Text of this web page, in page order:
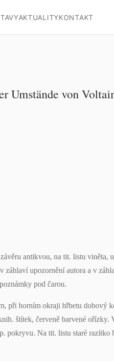
AKTUALITYKONTAKT
Umstände von
antikvou, na tit. listu viněta,
upozornění autora a v
pod čarou.
při horním okraji hřbetu dobový
štítek, červeně barvené ořízky.
pokryvu. Na tit. listu staré razítko